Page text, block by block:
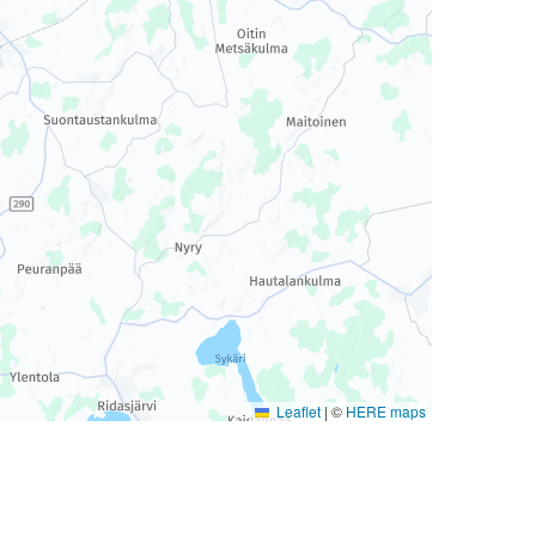
Leaflet | © HERE maps